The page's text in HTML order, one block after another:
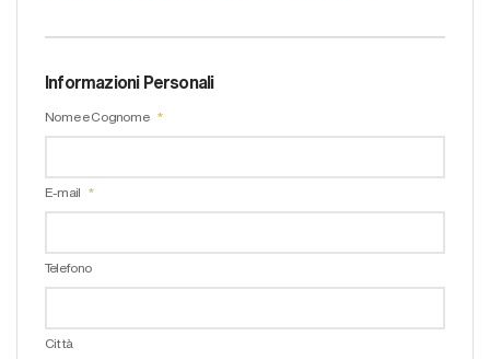
Informazioni Personali
Nome e Cognome
E-mail
Telefono
Città